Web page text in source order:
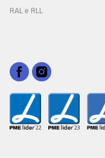
RAL e RLL